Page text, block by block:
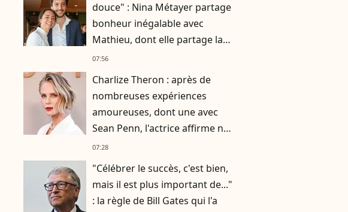
douce" : Nina Métayer partage
bonheur inégalable avec
Mathieu, dont elle partage la
vie depuis 10 ans
07:56
Charlize Theron : après de
nombreuses expériences
amoureuses, dont une avec
Sean Penn, l'actrice affirme ne
plus vouloir "vivre avec
07:28
"Célébrer le succès, c'est bien,
mais il est plus important de..."
: la règle de Bill Gates qui l'a